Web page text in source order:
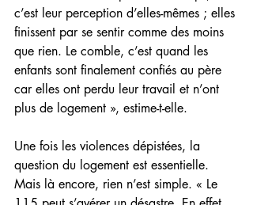
c’est leur perception d’elles-mêmes ; elles
finissent par se sentir comme des moins
que rien. Le comble, c’est quand les
enfants sont finalement confiés au père
car elles ont perdu leur travail et n’ont
plus de logement », estime-t-elle.
Une fois les violences dépistées, la
question du logement est essentielle.
Mais là encore, rien n’est simple. « Le